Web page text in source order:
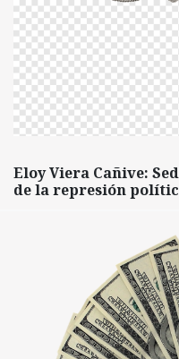
Eloy Viera Cañive:
de la represión